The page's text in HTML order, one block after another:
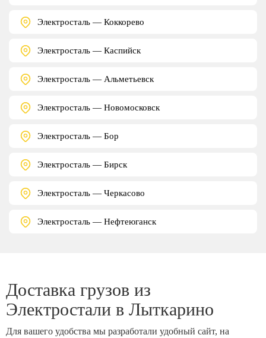
Электросталь — Коккорево
Электросталь — Каспийск
Электросталь — Альметьевск
Электросталь — Новомосковск
Электросталь — Бор
Электросталь — Бирск
Электросталь — Черкасово
Электросталь — Нефтеюганск
Доставка грузов из
Электростали в Лыткарино
Для вашего удобства мы разработали удобный сайт, на